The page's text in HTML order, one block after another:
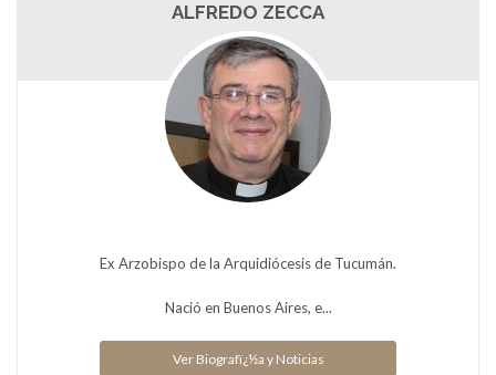
ALFREDO ZECCA
Ex Arzobispo de la Arquidiócesis de Tucumán.
Nació en Buenos Aires, e...
Ver Biografï¿½a y Noticias